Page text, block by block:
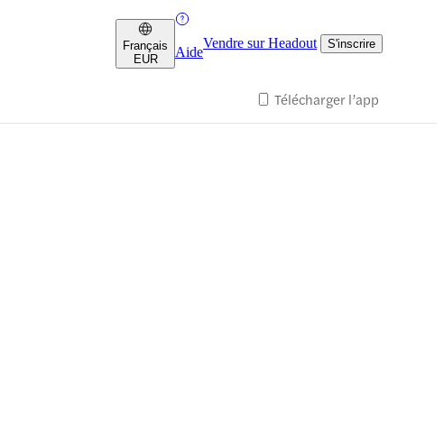
Français
EUR
Aide
Vendre sur Headout S'inscrire
Télécharger l’app